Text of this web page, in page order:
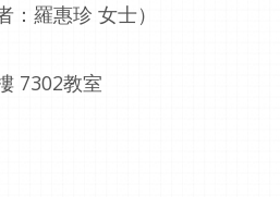
：羅惠珍 女士）
7302教室